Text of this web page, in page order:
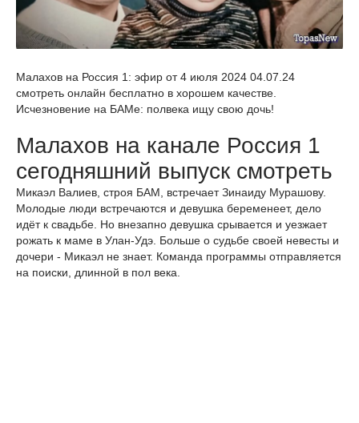
Малахов на Россия 1: эфир от 4 июля 2024 04.07.24
смотреть онлайн бесплатно в хорошем качестве.
Исчезновение на БАМе: полвека ищу свою дочь!
Малахов на канале Россия 1
сегодняшний выпуск смотреть
Микаэл Валиев, строя БАМ, встречает Зинаиду Мурашову.
Молодые люди встречаются и девушка беременеет, дело
идёт к свадьбе. Но внезапно девушка срывается и уезжает
рожать к маме в Улан-Удэ. Больше о судьбе своей невесты и
дочери - Микаэл не знает. Команда программы отправляется
на поиски, длинной в пол века.